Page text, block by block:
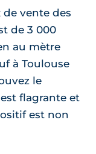
vente des
de 3 000
au mètre
à Toulouse
le
flagrante et
est non